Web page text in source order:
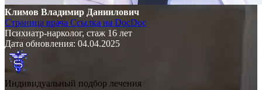
Климов Владимир Даниилович
Страница врача Ссылка на DocDoc
Психиатр-нарколог, стаж 16 лет
Дата обновления: 04.04.2025
Индивидуальный подбор лечения